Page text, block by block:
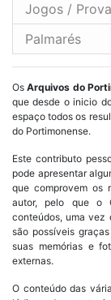
Jogos /
Palmarés
OsArquivos do
que desde o inicio
espaço todos os
do Portimonense.
Este contributo
pode apresentar
que comprovem os
autor, pelo que o
conteúdos, uma vez
são possíveis
suas memórias e
externas.
O conteúdo das